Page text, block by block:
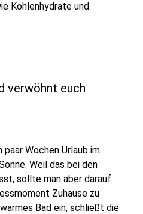
Kohlenhydrate und
verwöhnt euch
Wochen Urlaub im
Weil das bei den
sollte man aber darauf
Zuhause zu
Bad ein, schließt die